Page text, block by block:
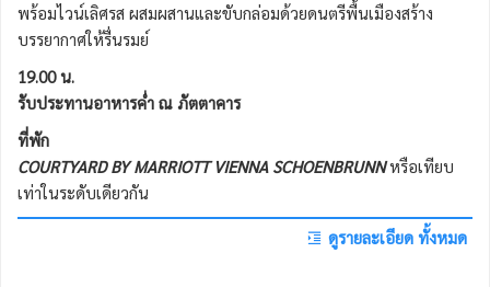
พร้อมไวน์เลิศรส ผสมผสานและขับกล่อมด้วยดนตรีพื้นเมืองสร้าง
บรรยากาศให้รื่นรมย์
19.00 น.
รับประทานอาหารค่ำ ณ ภัตตาคาร
ที่พัก
COURTYARD BY MARRIOTT VIENNA SCHOENBRUNNหรือเทียบ
เท่าในระดับเดียวกัน
ดูรายละเอียด ทั้งหมด